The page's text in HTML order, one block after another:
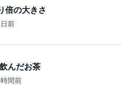
倍の大きさ
前
んだお茶
間前